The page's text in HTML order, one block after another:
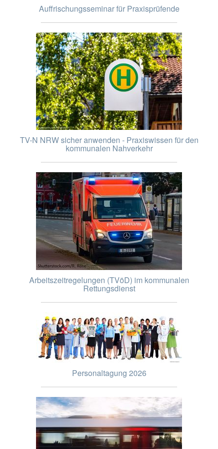
Auffrischungsseminar für Praxisprüfende
TV-N NRW sicher anwenden - Praxiswissen für den
kommunalen Nahverkehr
Arbeitszeitregelungen (TVöD) im kommunalen
Rettungsdienst
Personaltagung 2026